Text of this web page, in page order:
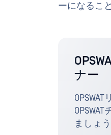
ーになるこ
ナー
ましょう